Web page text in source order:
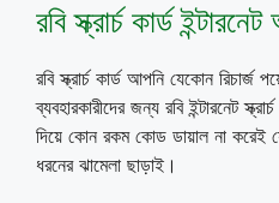
রবি স্ক্রার্চ কার্ড
রবি স্ক্রার্চ কার্ড আপনি যেকোন রিচার্জ
ব্যবহারকারীদের জন্য রবি ইন্টারনেট
দিয়ে কোন রকম কোড ডায়াল না করেই
ধরনের ঝামেলা ছাড়াই।